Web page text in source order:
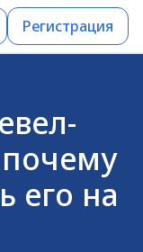
Регистрация
его на